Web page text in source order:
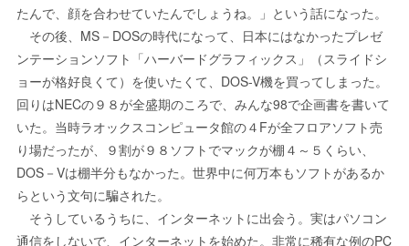
たんで、顔を合わせていたんでしょうね。」という話になった。
その後、MS－DOSの時代になって、日本にはなかったプレゼ
ンテーションソフト「ハーバードグラフィックス」（スライドシ
ョーが格好良くて）を使いたくて、DOS-V機を買ってしまった。
回りはNECの９８が全盛期のころで、みんな98で企画書を書いて
いた。当時ラオックスコンピュータ館の４Fが全フロアソフト売
り場だったが、９割が９８ソフトでマックが棚４～５くらい、
DOS－Vは棚半分もなかった。世界中に何万本もソフトがあるか
らという文句に騙された。
そうしているうちに、インターネットに出会う。実はパソコン
通信をしないで、インターネットを始めた。非常に稀有な例のPC